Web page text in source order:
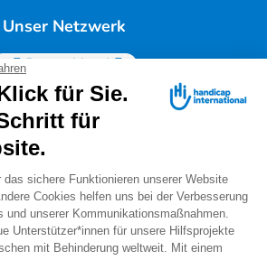
Unser Netzwerk
Deutschland
e.V. | Lindwurmstr. 101 | 80337
München |
06 0 |
089/54 76 06 17 (Mo-Do 9:00 –
Ispenden@deutschland.hi.org